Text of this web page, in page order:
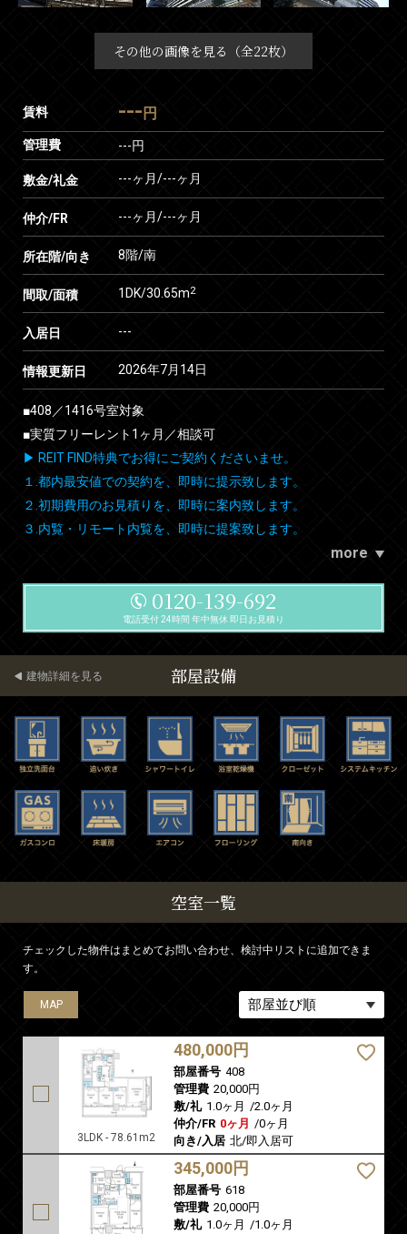
その他の画像を見る（全22枚）
賃料 --- 円
管理費 ---円
敷金/礼金 ---ヶ月/---ヶ月
仲介/FR ---ヶ月/---ヶ月
所在階/向き 8階/南
間取/面積 1DK/30.65m2
入居日 ---
情報更新日 2026年7月14日
■408／1416号室対象
■実質フリーレント1ヶ月／相談可
▶ REIT FIND特典でお得にご契約くださいませ。
１.都内最安値での契約を、即時に提示致します。
２.初期費用のお見積りを、即時に案内致します。
３.内覧・リモート内覧を、即時に提案致します。
more
0120-139-692
電話受付 24時間 年中無休 即日お見積り
部屋設備
建物詳細を見る
空室一覧
チェックした物件はまとめてお問い合わせ、検討中リストに追加できま
す。
MAP
3LDK - 78.61m2
480,000円
部屋番号 408
管理費 20,000円
敷/礼 1.0ヶ月 /2.0ヶ月
仲介/FR 0ヶ月 /0ヶ月
向き/入居 北/即入居可
MAP
345,000円
部屋番号 618
管理費 20,000円
敷/礼 1.0ヶ月 /1.0ヶ月
MAP
MAP
MAP